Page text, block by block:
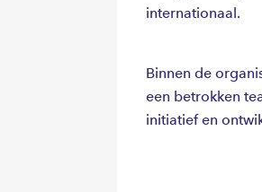
internationaal.
Binnen de
een betrokken
initiatief en